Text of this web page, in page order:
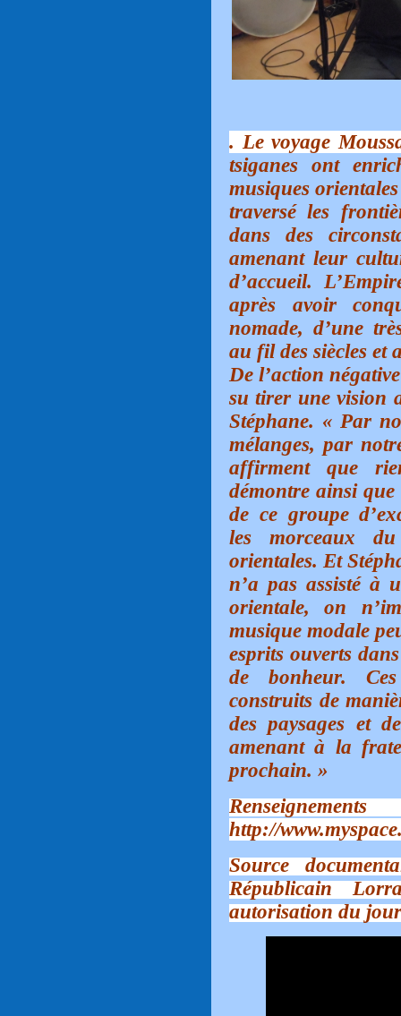
. Le voyage
tsiganes ont
musiques
traversé les
dans des
amenant leur
d’accueil.
après avoir
nomade, d’une
au fil des siècles et
De l’action
su tirer une vision
Stéphane. « Par
mélanges, par
affirment que
démontre ainsi que
de ce groupe
les morceaux
orientales. Et
n’a pas assisté à
orientale, on
musique modale
esprits ouverts
de bonheur.
construits de
des paysages et
amenant à la
prochain. »
http://
Source
Républicain
autorisation du